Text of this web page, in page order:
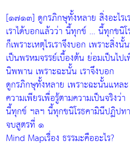
[๑๗๑๓] ดูกรภิกษุทั้งหลาย สิ่งอะไรเ
เราได้บอกแล้วว่า นี้ทุกข์ ... นี้ทุกขนิ
ก็เพราะเหตุไรเราจึงบอก เพราะสิ่ง
เป็นพรหมจรรย์เบื้องต้น ย่อมเป็นไป
นิพพาน เพราะฉะนั้น เราจึงบอก
ดูกรภิกษุทั้งหลาย เพราะฉะนั้นแหล
ความเพียรเพื่อรู้ตามความเป็นจริงว่า
นี้ทุกข์ ฯลฯ นี้ทุกขนิโรธคามินีปฏิปท
จบสูตรที่ ๑
Mind Mapเรื่อง ธรรมะคืออะไร?